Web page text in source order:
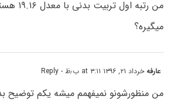
من رتبه
میگیره؟
عارفهخرداد ۲۱, ۱۳۹۶ at ۳:۱۱ ب٫ظ - Reply
من منظورشونو نمیفهمم میشه یکم